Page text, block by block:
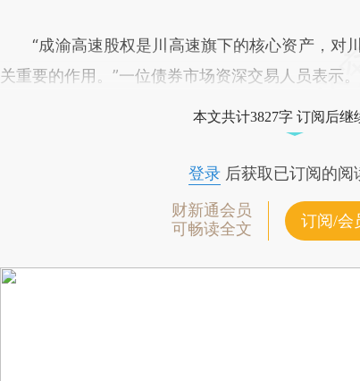
“成渝高速股权是川高速旗下的核心资产，对
关重要的作用。”一位债券市场资深交易人员表示。
本文共计3827字 订阅后继
登录后获取已订阅的阅
财新通会员
可畅读全文
订阅/会